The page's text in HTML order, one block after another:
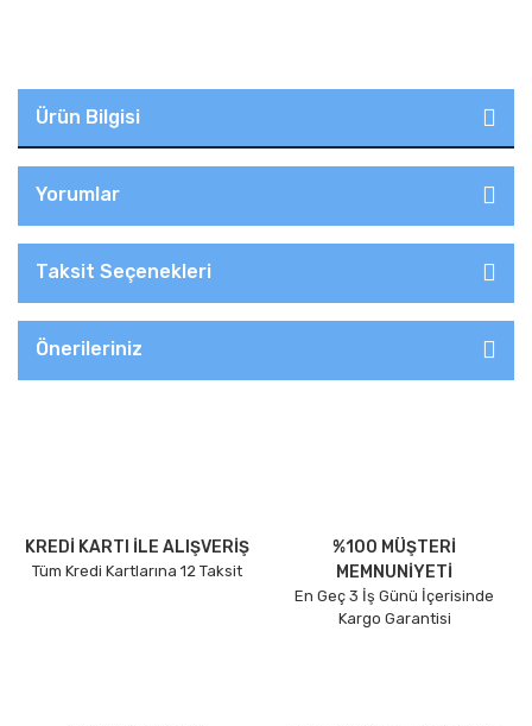
Ürün Bilgisi
Yorumlar
Taksit Seçenekleri
Önerileriniz
KREDİ KARTI İLE ALIŞVERİŞ
Tüm Kredi Kartlarına 12 Taksit
%100 MÜŞTERİ
MEMNUNİYETİ
En Geç 3 İş Günü İçerisinde
Kargo Garantisi